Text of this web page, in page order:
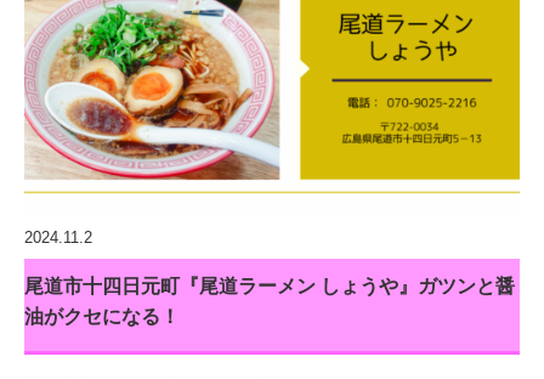
2024.11.2
尾道市十四日元町『尾道ラーメン しょうや』ガツンと醤
油がクセになる！